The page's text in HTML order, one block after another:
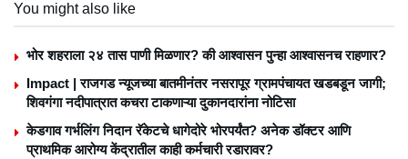
You might also like
भोर शहराला २४ तास पाणी मिळणार? की आश्वासन पुन्हा आश्वासनच राहणार?
Impact | राजगड न्यूजच्या बातमीनंतर नसरापूर ग्रामपंचायत खडबडून जागी;
शिवगंगा नदीपात्रात कचरा टाकणाऱ्या दुकानदारांना नोटिसा
केडगाव गर्भलिंग निदान रॅकेटचे धागेदोरे भोरपर्यंत? अनेक डॉक्टर आणि
प्राथमिक आरोग्य केंद्रातील काही कर्मचारी रडारावर?